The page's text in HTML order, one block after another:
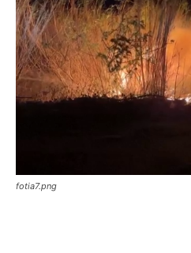
fotia7.png